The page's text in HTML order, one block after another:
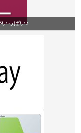
っぱい♪